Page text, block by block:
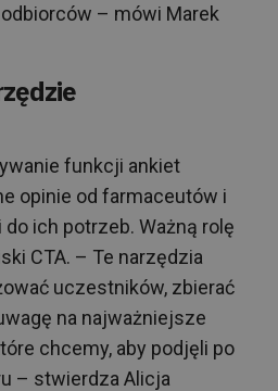
– mówi Marek
funkcji ankiet
opinie od farmaceutów i
ich potrzeb. Ważną rolę
CTA. – Te narzędzia
uczestników, zbierać
na najważniejsze
chcemy, aby podjęli po
– stwierdza Alicja